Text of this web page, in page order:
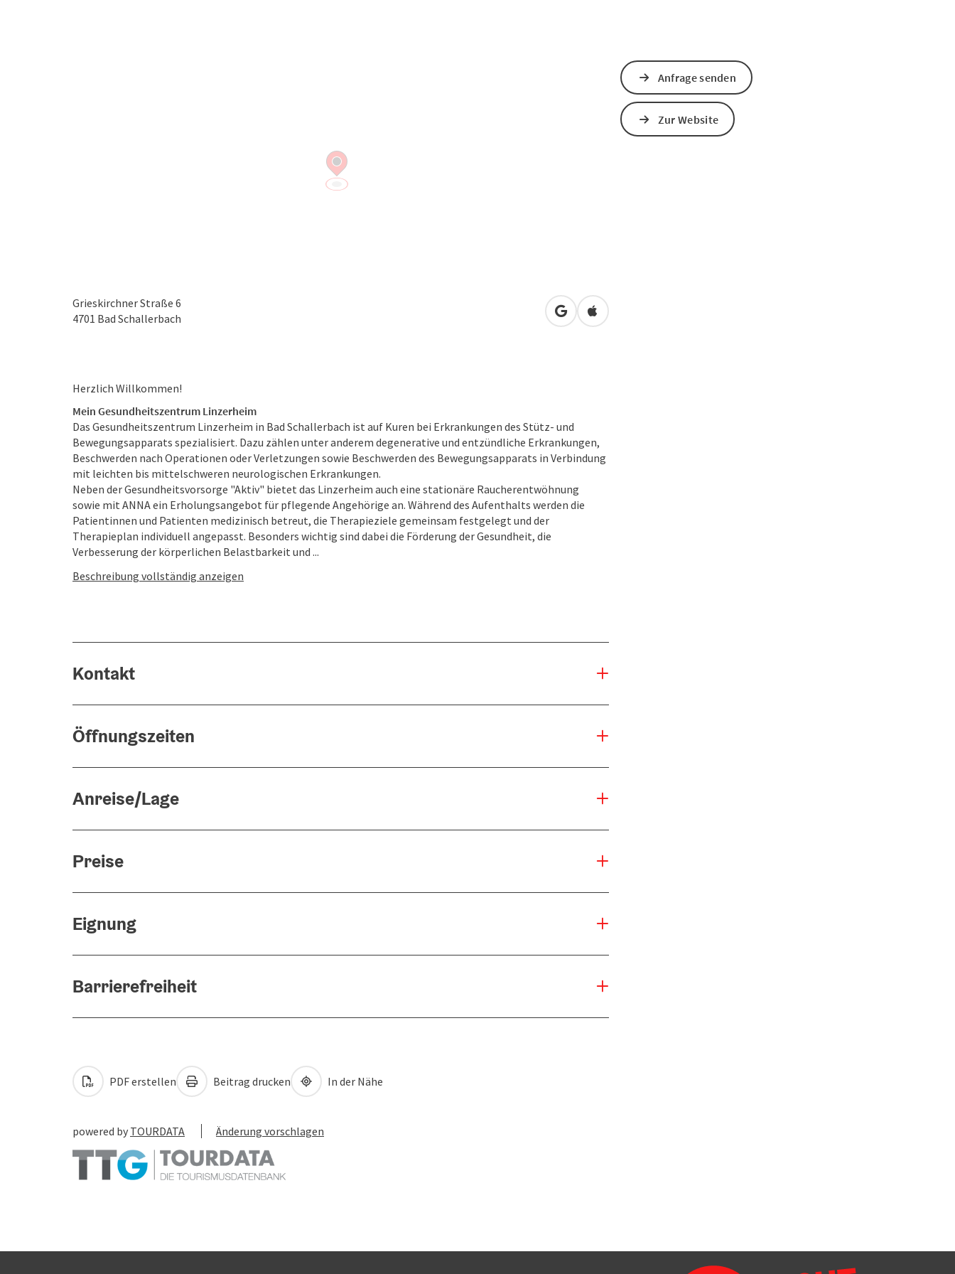
Grieskirchner Straße 6
4701 Bad Schallerbach in Google Maps öffnen
in Apple Maps öffnen
Herzlich Willkommen!
Mein Gesundheitszentrum Linzerheim
Das Gesundheitszentrum Linzerheim in Bad Schallerbach ist auf Kuren bei Erkrankungen des Stütz- und
Bewegungsapparats spezialisiert. Dazu zählen unter anderem degenerative und entzündliche Erkrankungen,
Beschwerden nach Operationen oder Verletzungen sowie Beschwerden des Bewegungsapparats in Verbindung
mit leichten bis mittelschweren neurologischen Erkrankungen.
Neben der Gesundheitsvorsorge "Aktiv" bietet das Linzerheim auch eine stationäre Raucherentwöhnung
sowie mit ANNA ein Erholungsangebot für pflegende Angehörige an. Während des Aufenthalts werden die
Patientinnen und Patienten medizinisch betreut, die Therapieziele gemeinsam festgelegt und der
Therapieplan individuell angepasst. Besonders wichtig sind dabei die Förderung der Gesundheit, die
Verbesserung der körperlichen Belastbarkeit und ...
Beschreibung vollständig anzeigen
Kontakt
Öffnungszeiten
Anreise/Lage
Preise
Eignung
Barrierefreiheit
Anfrage senden
Zur Website
PDF erstellen Beitrag drucken In der Nähe
powered by TOURDATA Änderung vorschlagen